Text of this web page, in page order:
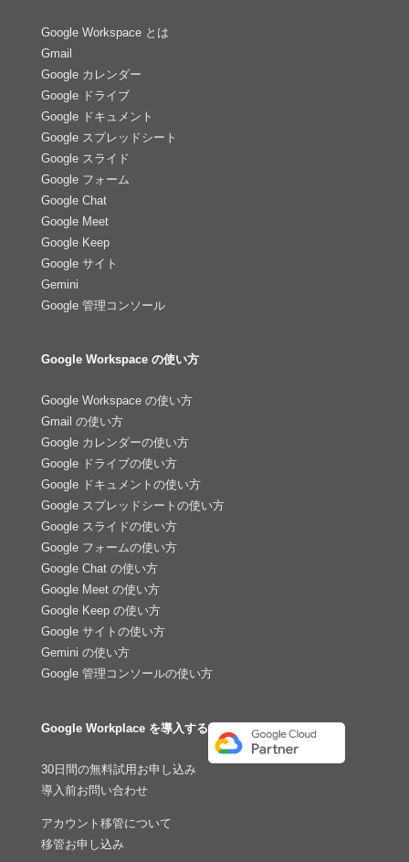
Google Workspace とは
Gmail
Google カレンダー
Google ドライブ
Google ドキュメント
Google スプレッドシート
Google スライド
Google フォーム
Google Chat
Google Meet
Google Keep
Google サイト
Gemini
Google 管理コンソール
Google Workspace の使い方
Google Workspace の使い方
Gmail の使い方
Google カレンダーの使い方
Google ドライブの使い方
Google ドキュメントの使い方
Google スプレッドシートの使い方
Google スライドの使い方
Google フォームの使い方
Google Chat の使い方
Google Meet の使い方
Google Keep の使い方
Google サイトの使い方
Gemini の使い方
Google 管理コンソールの使い方
Google Workplace を導入する
30日間の無料試用お申し込み
導入前お問い合わせ
アカウント移管について
移管お申し込み